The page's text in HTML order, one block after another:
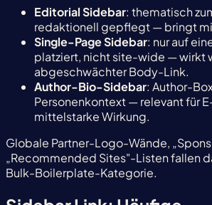
Editorial Sidebar: thematisch
redaktionell gepflegt — bringt
Single-Page Sidebar: nur auf
platziert, nicht site-wide — wirkt
abgeschwächter Body-Link.
Author-Bio-Sidebar: Author-
Personenkontext — relevant für
mittelstarke Wirkung.
Globale Partner-Logo-Wände,
„Recommended Sites"-Listen fallen
Bulk-Boilerplate-Kategorie.